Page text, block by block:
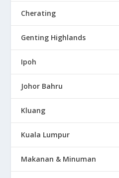
Cherating
Genting Highlands
Ipoh
Johor Bahru
Kluang
Kuala Lumpur
Makanan & Minuman